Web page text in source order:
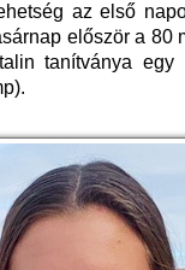
az első
először a 80
tanítványa